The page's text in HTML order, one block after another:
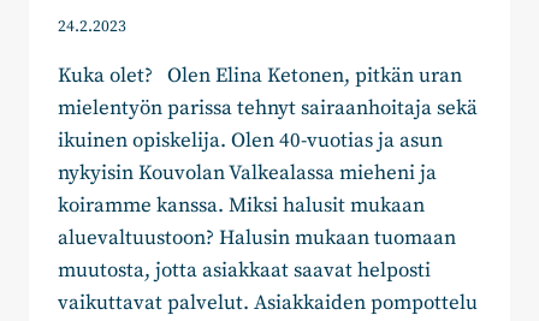
24.2.2023
Kuka olet? Olen Elina Ketonen, pitkän uran
mielentyön parissa tehnyt sairaanhoitaja sekä
ikuinen opiskelija. Olen 40-vuotias ja asun
nykyisin Kouvolan Valkealassa mieheni ja
koiramme kanssa. Miksi halusit mukaan
aluevaltuustoon? Halusin mukaan tuomaan
muutosta, jotta asiakkaat saavat helposti
vaikuttavat palvelut. Asiakkaiden pompottelu